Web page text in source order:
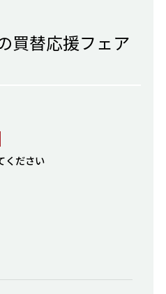
買替応援フェア
ください